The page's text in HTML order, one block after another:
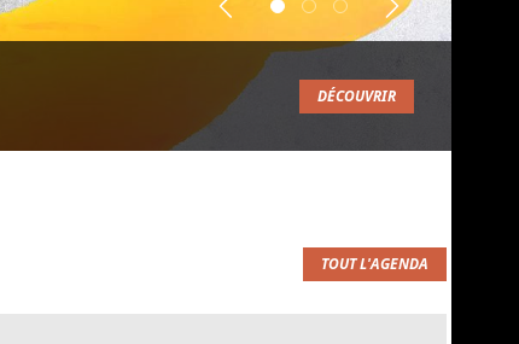
DÉCOUVRIR
Previous Suivant
TOUT L'AGENDA